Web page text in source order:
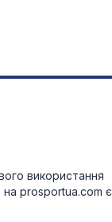
використання
на prosportua.com є